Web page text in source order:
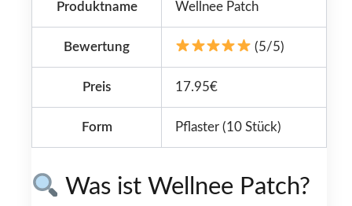
Produktname Wellnee Patch
Bewertung (5/5)
Preis 17.95€
Form Pflaster (10 Stück)
Was ist Wellnee Patch?